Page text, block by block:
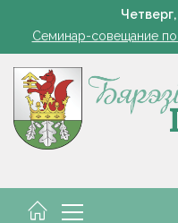
Четверг,
расходы
Семинар-совещание
Ребенок провалился в
философию отношений
расходы
Ребенок провалился в